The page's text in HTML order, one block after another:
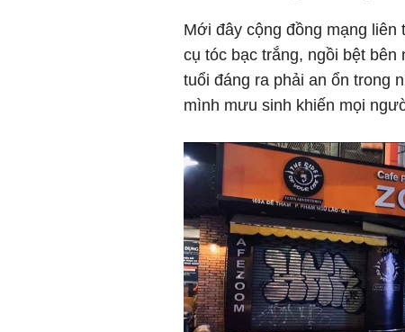
Mới đây cộng đồng mạng liên
cụ tóc bạc trắng, ngồi bệt
tuổi đáng ra phải an ổn trong
mình mưu sinh khiến mọi